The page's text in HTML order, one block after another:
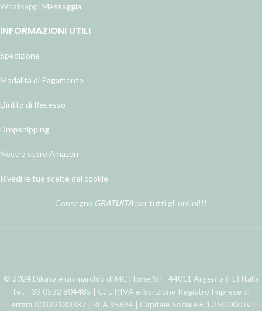
Whatsapp: Messaggia
INFORMAZIONI UTILI
Spedizione
Modalità di Pagamento
Diritto di Recesso
Dropshipping
Nostro store Amazon
Rivedi le tue scelte dei cookie
Consegna GRATUITA per tutti gli ordini!!!
© 2024 Dikasa è un marchio di MC Home Srl - 44011 Argenta (FE) Italia
tel. +39 0532 804485 | C.F., P.IVA e iscrizione Registro Imprese di
Ferrara 00339130387 | REA 95694 | Capitale Sociale € 1.250.000 i.v |